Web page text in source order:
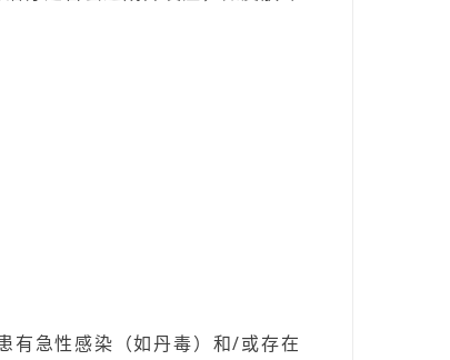
有急性感染（如丹毒）和/或存在